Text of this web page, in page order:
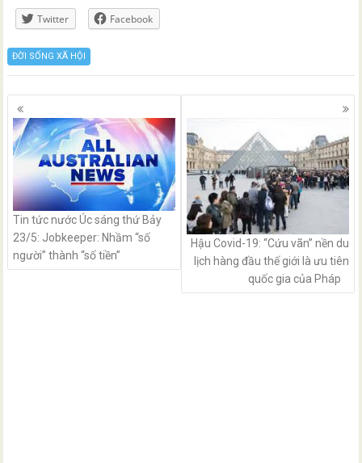
Twitter Facebook
ĐỜI SỐNG XÃ HỘI
Posts
navigation
Tin tức nước Úc sáng thứ Bảy
23/5: Jobkeeper: Nhầm “số
người” thành “số tiền”
Hậu Covid-19: “Cứu vãn” nền du
lịch hàng đầu thế giới là ưu tiên
quốc gia của Pháp